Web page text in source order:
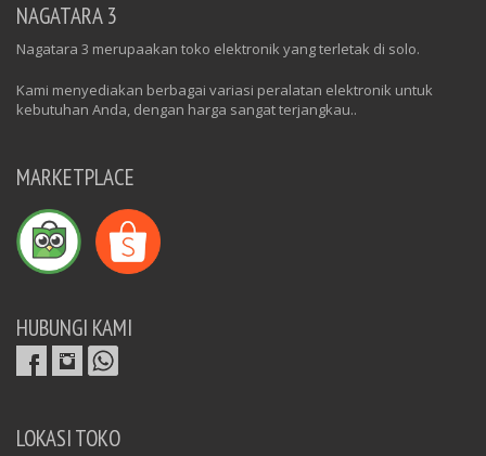
NAGATARA 3
Nagatara 3 merupaakan toko elektronik yang terletak di solo.
Kami menyediakan berbagai variasi peralatan elektronik untuk
kebutuhan Anda, dengan harga sangat terjangkau..
MARKETPLACE
HUBUNGI KAMI
LOKASI TOKO